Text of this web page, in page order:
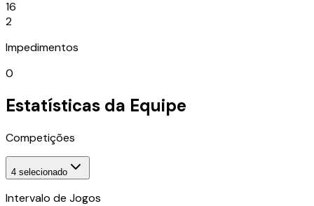
16
2
Impedimentos
0
Estatísticas da Equipe
Competições
4 selecionado
Intervalo de Jogos